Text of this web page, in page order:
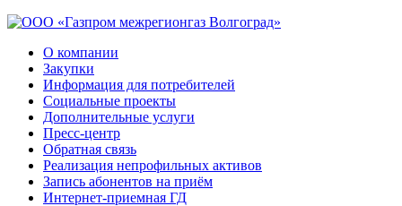
О компании
Закупки
Информация для потребителей
Социальные проекты
Дополнительные услуги
Пресс-центр
Обратная связь
Реализация непрофильных активов
Запись абонентов на приём
Интернет-приемная ГД